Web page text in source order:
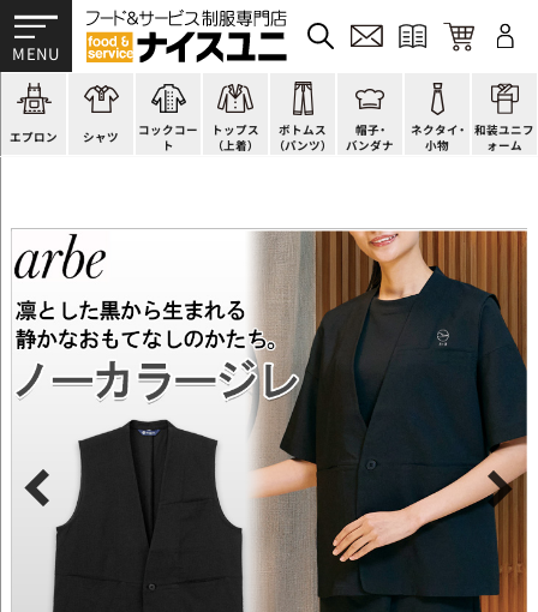
エプロン
かぶり型
スモック風
厨房用
ラップエプロン
シャツ
ピンタック
Tシャツ
ポロシャツ
和風シャツ(Asian)コックコー
ト
ショップコート
スタンダード
ファッション
キッズ
トップス
（上着）
法被(はっぴ)
調理白衣
カットソー
ジャンバー
ボトムス
（パンツ）
イージーパンツ
ワンピース
厨房シューズ
フロアシューズ
帽子・
バンダナ
洋帽子
コック帽
衛生帽子
ヘアネット
ネクタイ・
小物
ネクタイ
蝶ネクタイ
リボン・スカーフ
クロスタイ
和装ユニフ
ォーム
帯
草履、足袋など
着付小物
きもの